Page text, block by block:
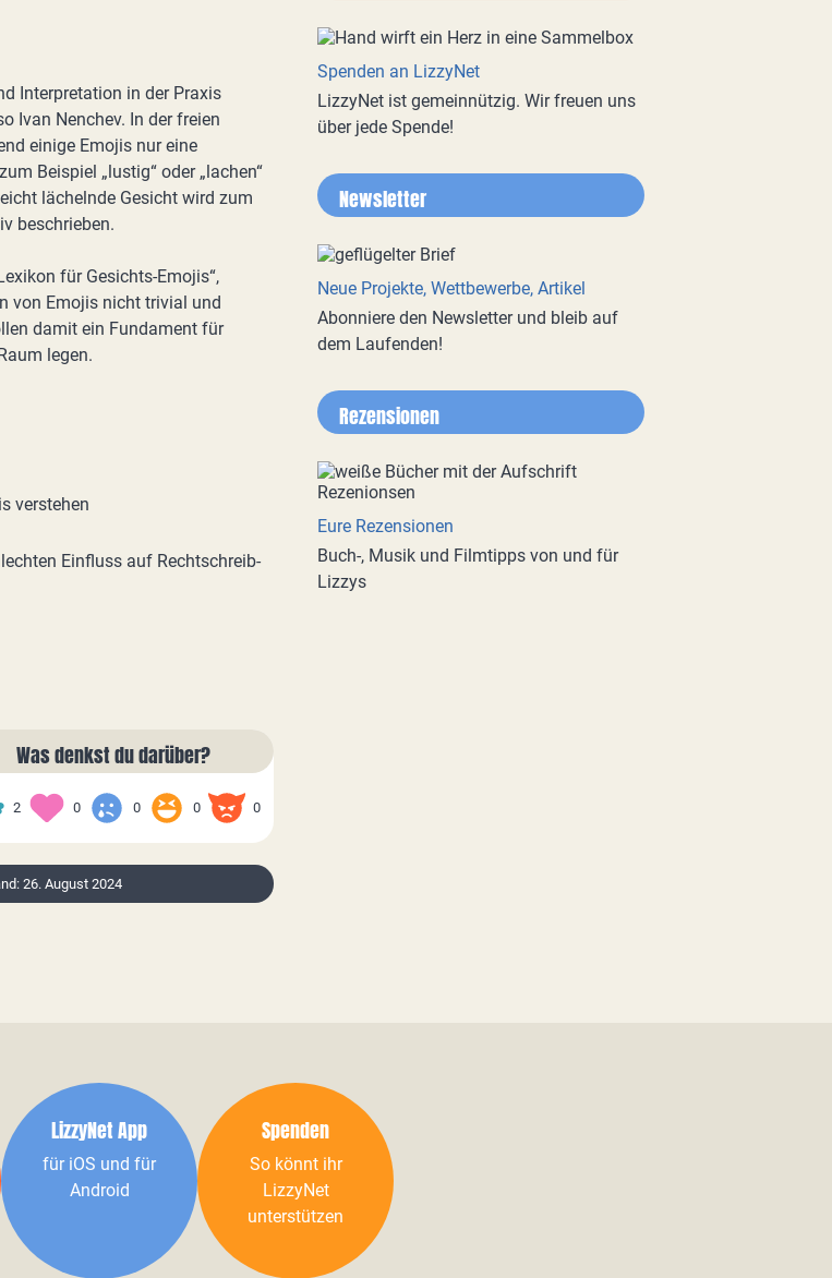
Interpretation in der Praxis
Ivan Nenchev. In der freien
einige Emojis nur eine
Beispiel „lustig“ oder „lachen“
lächelnde Gesicht wird zum
beschrieben.
für Gesichts-Emojis“,
von Emojis nicht trivial und
damit ein Fundament für
legen.
verstehen
Einfluss auf Rechtschreib-
Was denkst du darüber?
2 0 0 0 0
26. August 2024
Spenden an LizzyNet
LizzyNet ist gemeinnützig. Wir freuen uns
über jede Spende!
Newsletter
Neue Projekte, Wettbewerbe, Artikel
Abonniere den Newsletter und bleib auf
dem Laufenden!
Rezensionen
Eure Rezensionen
Buch-, Musik und Filmtipps von und für
Lizzys
LizzyNet App
für iOS und für
Android
Spenden
So könnt ihr
LizzyNet
unterstützen